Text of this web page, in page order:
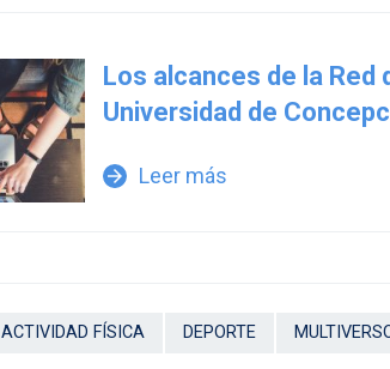
Los alcances de la Red
Universidad de
arrow_forward Leer más
ACTIVIDAD FÍSICA DEPORTE